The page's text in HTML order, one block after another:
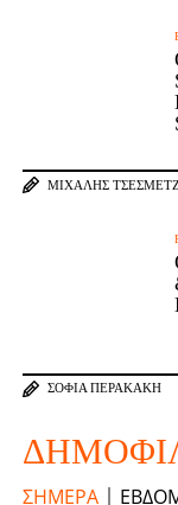
ΜΙΧΆΛΗΣ
ΣΟΦΊΑ ΠΕΡΑΚΆΚΗ
ΣΉΜΕΡΑ